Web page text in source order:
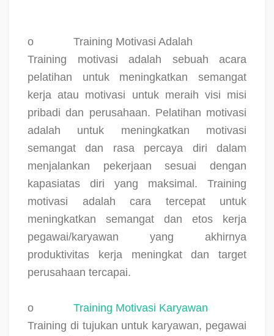
o
Training Motivasi Adalah
Training motivasi adalah sebuah acara
pelatihan untuk meningkatkan semangat
kerja atau motivasi untuk meraih visi misi
pribadi dan perusahaan. Pelatihan motivasi
adalah untuk meningkatkan motivasi
semangat dan rasa percaya diri dalam
menjalankan pekerjaan sesuai dengan
kapasiatas diri yang maksimal. Training
motivasi adalah cara tercepat untuk
meningkatkan semangat dan etos kerja
pegawai/karyawan yang akhirnya
produktivitas kerja meningkat dan target
perusahaan tercapai.
o
Training Motivasi Karyawan
Training di tujukan untuk karyawan, pegawai